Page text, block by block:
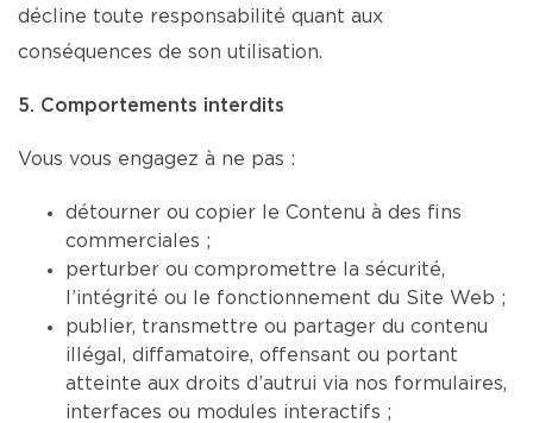
décline toute responsabilité quant aux
conséquences de son utilisation.
5. Comportements interdits
Vous vous engagez à ne pas :
détourner ou copier le Contenu à des fins
commerciales ;
perturber ou compromettre la sécurité,
l’intégrité ou le fonctionnement du Site Web ;
publier, transmettre ou partager du contenu
illégal, diffamatoire, offensant ou portant
atteinte aux droits d’autrui via nos formulaires,
interfaces ou modules interactifs ;